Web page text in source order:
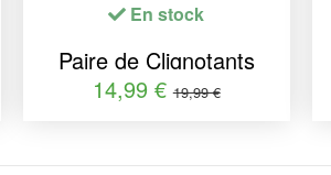
En stock
Paire de Clignotants
moto Noirs HOLE 12
14,99 €19,99 €